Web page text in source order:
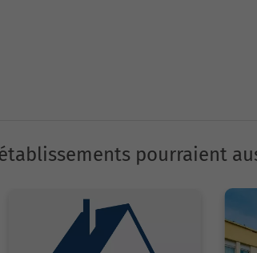
pourraient